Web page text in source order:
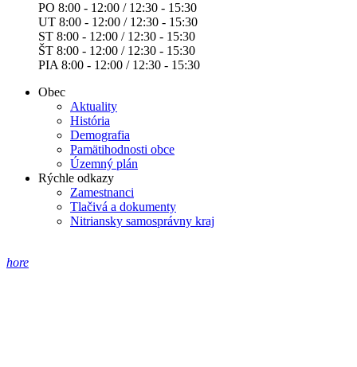
PO 8:00 - 12:00 / 12:30 - 15:30
UT 8:00 - 12:00 / 12:30 - 15:30
ST 8:00 - 12:00 / 12:30 - 15:30
ŠT 8:00 - 12:00 / 12:30 - 15:30
PIA 8:00 - 12:00 / 12:30 - 15:30
Obec
Aktuality
História
Demografia
Pamätihodnosti obce
Územný plán
Rýchle odkazy
Zamestnanci
Tlačivá a dokumenty
Nitriansky samosprávny kraj
hore